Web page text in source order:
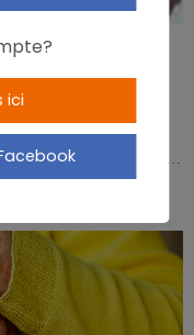
la mère
verraient diminuer leur
tard dans la vie. Et cet effe…
ici